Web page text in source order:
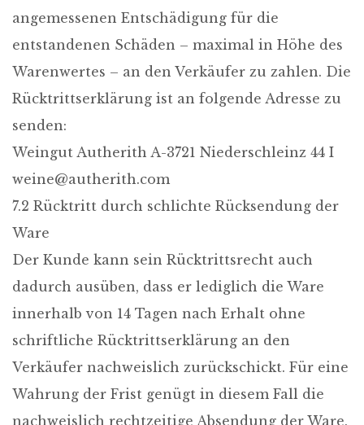
angemessenen Entschädigung für die
entstandenen Schäden – maximal in Höhe des
Warenwertes – an den Verkäufer zu zahlen. Die
Rücktrittserklärung ist an folgende Adresse zu
senden:
Weingut Autherith A-3721 Niederschleinz 44 I
weine@autherith.com
7.2 Rücktritt durch schlichte Rücksendung der
Ware
Der Kunde kann sein Rücktrittsrecht auch
dadurch ausüben, dass er lediglich die Ware
innerhalb von 14 Tagen nach Erhalt ohne
schriftliche Rücktrittserklärung an den
Verkäufer nachweislich zurückschickt. Für eine
Wahrung der Frist genügt in diesem Fall die
nachweislich rechtzeitige Absendung der Ware.